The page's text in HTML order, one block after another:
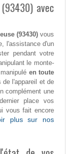
avec
(93430)vous
l'assistance d'un
pendant votre
le monte-
en toute
l'appareil et de
complément une
place vos
vous fait encore
plus sur nos